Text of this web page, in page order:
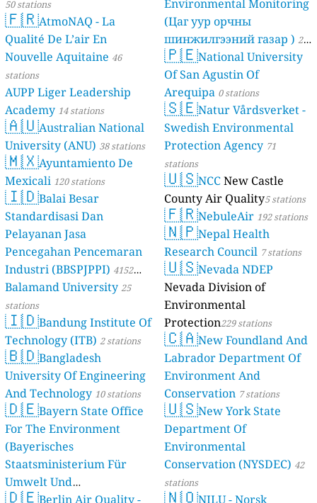
50 stations
🇫🇷AtmoNAQ - La
Qualité De L’air En
Nouvelle Aquitaine 46
stations
AUPP Liger Leadership
Academy 14 stations
🇦🇺Australian National
University (ANU) 38 stations
🇲🇽Ayuntamiento De
Mexicali 120 stations
🇮🇩Balai Besar
Standardisasi Dan
Pelayanan Jasa
Pencegahan Pencemaran
Industri (BBSPJPPI) 4152
stations
Balamand University25
stations
🇮🇩Bandung Institute Of
Technology (ITB) 2 stations
🇧🇩Bangladesh
University Of Engineering
And Technology 10 stations
🇩🇪Bayern State Office
For The Environment
(Bayerisches
Staatsministerium Für
Umwelt Und
Verbraucherschutz) - LfU
🇩🇪Berlin Air Quality -
Environmental Monitoring
(Цаг уур орчны
шинжилгээний газар ) 21
stations
🇵🇪National University
Of San Agustin Of
Arequipa 0 stations
🇸🇪Natur Vårdsverket -
Swedish Environmental
Protection Agency 71
stations
🇺🇸NCCNew Castle
County Air Quality5 stations
🇫🇷NebuleAir 192 stations
🇳🇵Nepal Health
Research Council 7 stations
🇺🇸Nevada NDEP
Nevada Division of
Environmental
Protection229 stations
🇨🇦New Foundland And
Labrador Department Of
Environment And
Conservation 7 stations
🇺🇸New York State
Department Of
Environmental
Conservation (NYSDEC) 42
stations
🇳🇴NILU - Norsk